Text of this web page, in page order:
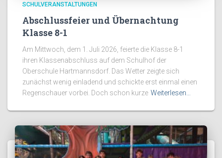
SCHULVERANSTALTUNGEN
Abschlussfeier und Übernachtung
Klasse 8-1
Am Mittwoch, dem 1. Juli 2026, feierte die Klasse 8-1
ihren Klassenabschluss auf dem Schulhof der
Oberschule Hartmannsdorf. Das Wetter zeigte sich
zunächst wenig einladend und schickte erst einmal einen
Regenschauer vorbei. Doch schon kurze Weiterlesen…